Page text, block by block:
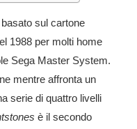
sul cartone
1988 per molti home
Sega Master System.
mentre affronta un
serie di quattro livelli
è il secondo